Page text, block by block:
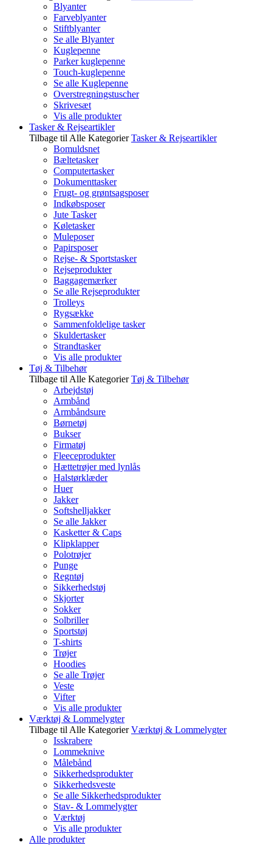
Blyanter
Farveblyanter
Stiftblyanter
Se alle Blyanter
Kuglepenne
Parker kuglepenne
Touch-kuglepenne
Se alle Kuglepenne
Overstregningstuscher
Skrivesæt
Vis alle produkter
Tasker & Rejseartikler
Tilbage til Alle Kategorier Tasker & Rejseartikler
Bomuldsnet
Bæltetasker
Computertasker
Dokumenttasker
Frugt- og grøntsagsposer
Indkøbsposer
Jute Tasker
Køletasker
Muleposer
Papirsposer
Rejse- & Sportstasker
Rejseprodukter
Baggagemærker
Se alle Rejseprodukter
Trolleys
Rygsække
Sammenfoldelige tasker
Skuldertasker
Strandtasker
Vis alle produkter
Tøj & Tilbehør
Tilbage til Alle Kategorier Tøj & Tilbehør
Arbejdstøj
Armbånd
Armbåndsure
Børnetøj
Bukser
Firmatøj
Fleeceprodukter
Hættetrøjer med lynlås
Halstørklæder
Huer
Jakker
Softshelljakker
Se alle Jakker
Kasketter & Caps
Klipklapper
Polotrøjer
Punge
Regntøj
Sikkerhedstøj
Skjorter
Sokker
Solbriller
Sportstøj
T-shirts
Trøjer
Hoodies
Se alle Trøjer
Veste
Vifter
Vis alle produkter
Værktøj & Lommelygter
Tilbage til Alle Kategorier Værktøj & Lommelygter
Isskrabere
Lommeknive
Målebånd
Sikkerhedsprodukter
Sikkerhedsveste
Se alle Sikkerhedsprodukter
Stav- & Lommelygter
Værktøj
Vis alle produkter
Alle produkter